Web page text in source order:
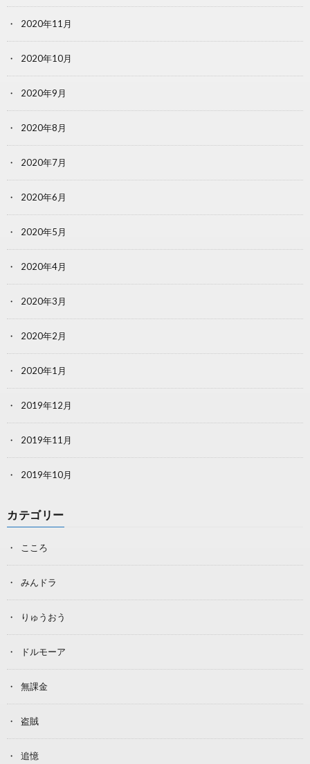
2020年11月
2020年10月
2020年9月
2020年8月
2020年7月
2020年6月
2020年5月
2020年4月
2020年3月
2020年2月
2020年1月
2019年12月
2019年11月
2019年10月
カテゴリー
こころ
みんドラ
りゅうおう
ドルモーア
無課金
盗賊
追憶